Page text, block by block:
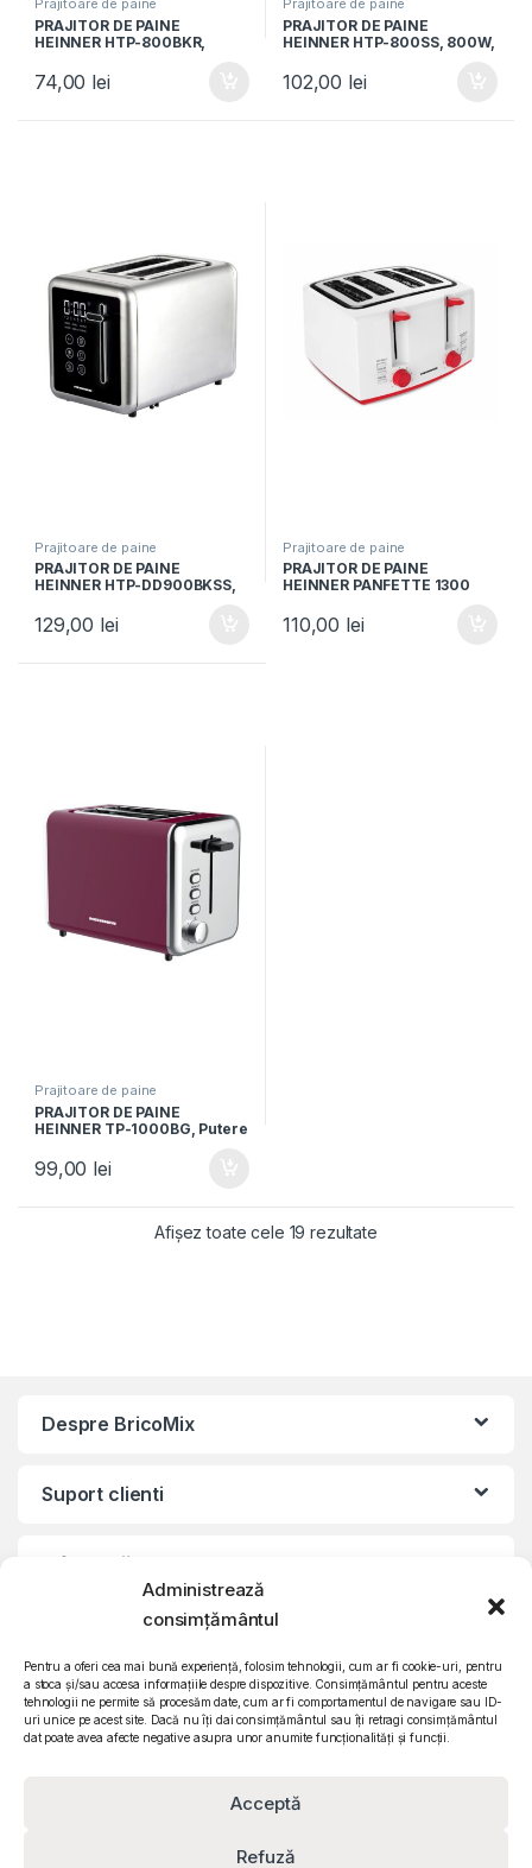
Administrează
consimțământul
Pentru a oferi cea mai bună experiență, folosim tehnologii, cum ar fi cookie-uri, pentru
a stoca și/sau accesa informațiile despre dispozitive. Consimțământul pentru aceste
tehnologii ne permite să procesăm date, cum ar fi comportamentul de navigare sau ID-
uri unice pe acest site. Dacă nu îți dai consimțământul sau îți retragi consimțământul
dat poate avea afecte negative asupra unor anumite funcționalități și funcții.
Acceptă
Refuză
Prajitoare de paine
PRAJITOR DE PAINE
HEINNER HTP-800BKR,
rumenire, Negru/Rosu
74,00 lei
Prajitoare de paine
PRAJITOR DE PAINE
HEINNER HTP-800SS, 800W,
rumenire, Indicator LED
luminos, Inox
102,00 lei
Prajitoare de paine
PRAJITOR DE PAINE
HEINNER HTP-DD900BKSS,
control touch, Capacitate 2
felii, 7 niveluri de rumenire,
129,00 lei
Prajitoare de paine
PRAJITOR DE PAINE
HEINNER PANFETTE 1300
1100W, Capacitate 4 felii, 7
niveluri de rumenire,
110,00 lei
Prajitoare de paine
PRAJITOR DE PAINE
HEINNER TP-1000BG, Putere
Setari rumenire, Burgundy
99,00 lei
Afișez toate cele 19 rezultate
Despre BricoMix
Suport clienti
Informatii legale
©2010 – 2024 Quattro SRL